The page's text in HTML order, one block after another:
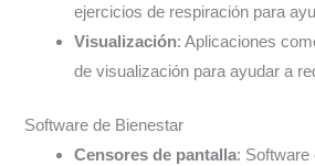
ejercicios de respiración para
Visualización: Aplicaciones
de visualización para ayudar a
Software de Bienestar
Censores de pantalla: Software